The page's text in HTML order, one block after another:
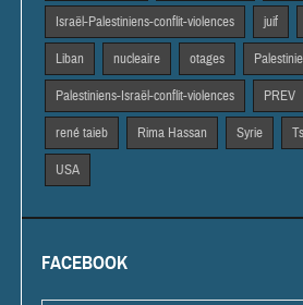
Israël-Palestiniens-conflit-violences juif
Liban nucleaire otages
Palestiniens-Israël-conflit-violences PREV
rené taieb Rima Hassan Syrie
USA
FACEBOOK